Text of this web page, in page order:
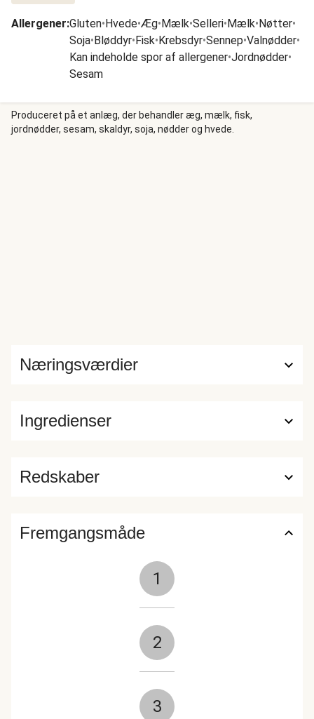
Allergener:Gluten•Hvede•Æg•Mælk•Selleri•Mælk•Nøtter•
Soja•Bløddyr•Fisk•Krebsdyr•Sennep•Valnødder•
Kan indeholde spor af allergener•Jordnødder•
Sesam
Produceret på et anlæg, der behandler æg, mælk, fisk,
jordnødder, sesam, skaldyr, soja, nødder og hvede.
Ingredienser
Næringsværdier
Redskaber
Fremgangsmåde
1
2
3